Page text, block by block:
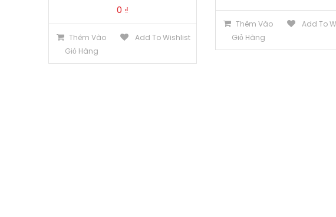
0 ₫
Thêm Vào
Giỏ Hàng
Add To Wishlist
Thêm Vào
Giỏ Hàng
Add To